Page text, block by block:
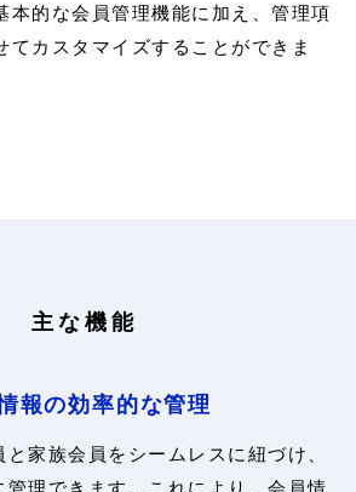
本的な会員管理機能に加え、管理項
てカスタマイズすることができま
主な機能
報の効率的な管理
と家族会員をシームレスに紐づけ、
管理できます。これにより、会員情